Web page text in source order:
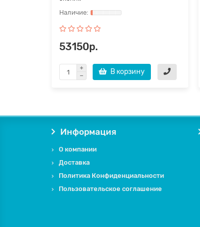
53150р.
В корзину
Информация
О компании
Доставка
Политика Конфиденциальности
Пользовательское соглашение